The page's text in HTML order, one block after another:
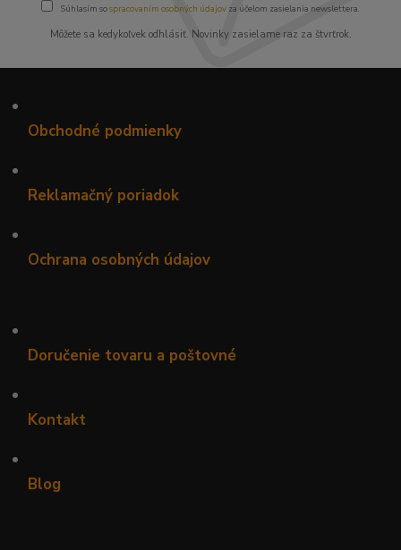
Súhlasím sospracovaním osobných údajov za účelom zasielania newslettera.
Môžete sa kedykoľvek odhlásiť. Novinky zasielame raz za štvrťrok.
•
Obchodné podmienky
•
Reklamačný poriadok
•
Ochrana osobných údajov
•
Doručenie tovaru a poštovné
•
Kontakt
•
Blog